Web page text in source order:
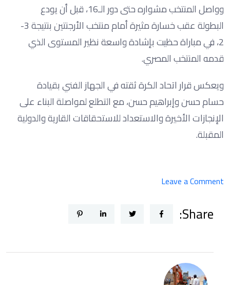
وواصل المنتخب مشواره حتى دور الـ16، قبل أن يودع
البطولة عقب خسارة مثيرة أمام منتخب الأرجنتين بنتيجة 3-
2، في مباراة حظيت بإشادة واسعة نظير المستوى الذي
قدمه المنتخب المصري.
ويعكس قرار اتحاد الكرة ثقته في الجهاز الفني بقيادة
حسام حسن وإبراهيم حسن، مع التطلع لمواصلة البناء على
الإنجازات الأخيرة والاستعداد للاستحقاقات القارية والدولية
المقبلة.
Leave a Comment
الاتحاد
القدم
Share: